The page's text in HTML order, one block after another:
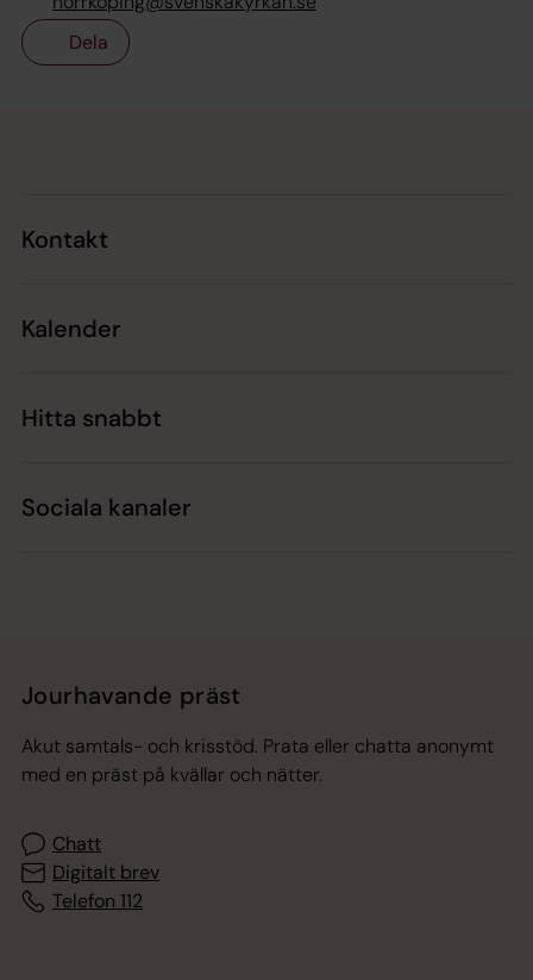
Dela
Kontakt
Kalender
Hitta snabbt
Sociala kanaler
Jourhavande präst
Akut samtals- och krisstöd. Prata eller chatta anonymt
med en präst på kvällar och nätter.
Chatt
Digitalt brev
Telefon 112